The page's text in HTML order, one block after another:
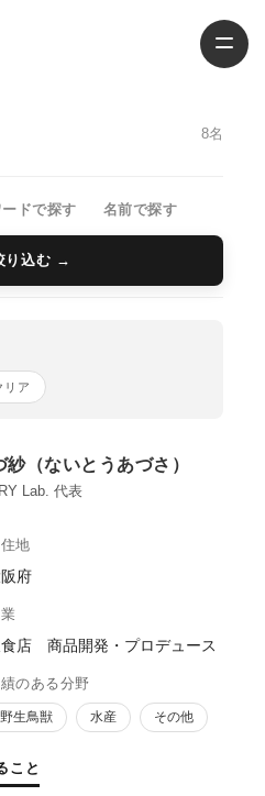
8名
ドで探す 名前で探す
り込む →
リア
紗（ないとうあづさ）
Lab. 代表
地
府
店 商品開発・プロデュース
のある分野
野生鳥獣 水産 その他
こと